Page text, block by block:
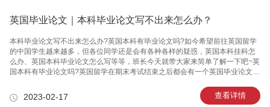
英国毕业论文｜本科毕业论文写不出来怎么办？
本科毕业论文写不出来怎么办?英国本科有毕业论文吗?如今希望前往英国留学
的中国学生越来越多，但各位同学还是会有各种各样的疑惑，英国本科挂科怎
么办、英国本科毕业论文怎么写等等，班长今天就带大家来简单了解一下吧~英
国本科有毕业论文吗?英国留学在期末考试结束之后都会有一个英国毕业论文，
留学生来说，确实是短板。英国毕业论文不过，意味着学分没有修满，自然是
拿不到学位。一旦留学生在国外留学没有拿到学位，回国也不能申请学历认证
2023-02-17 查看详情